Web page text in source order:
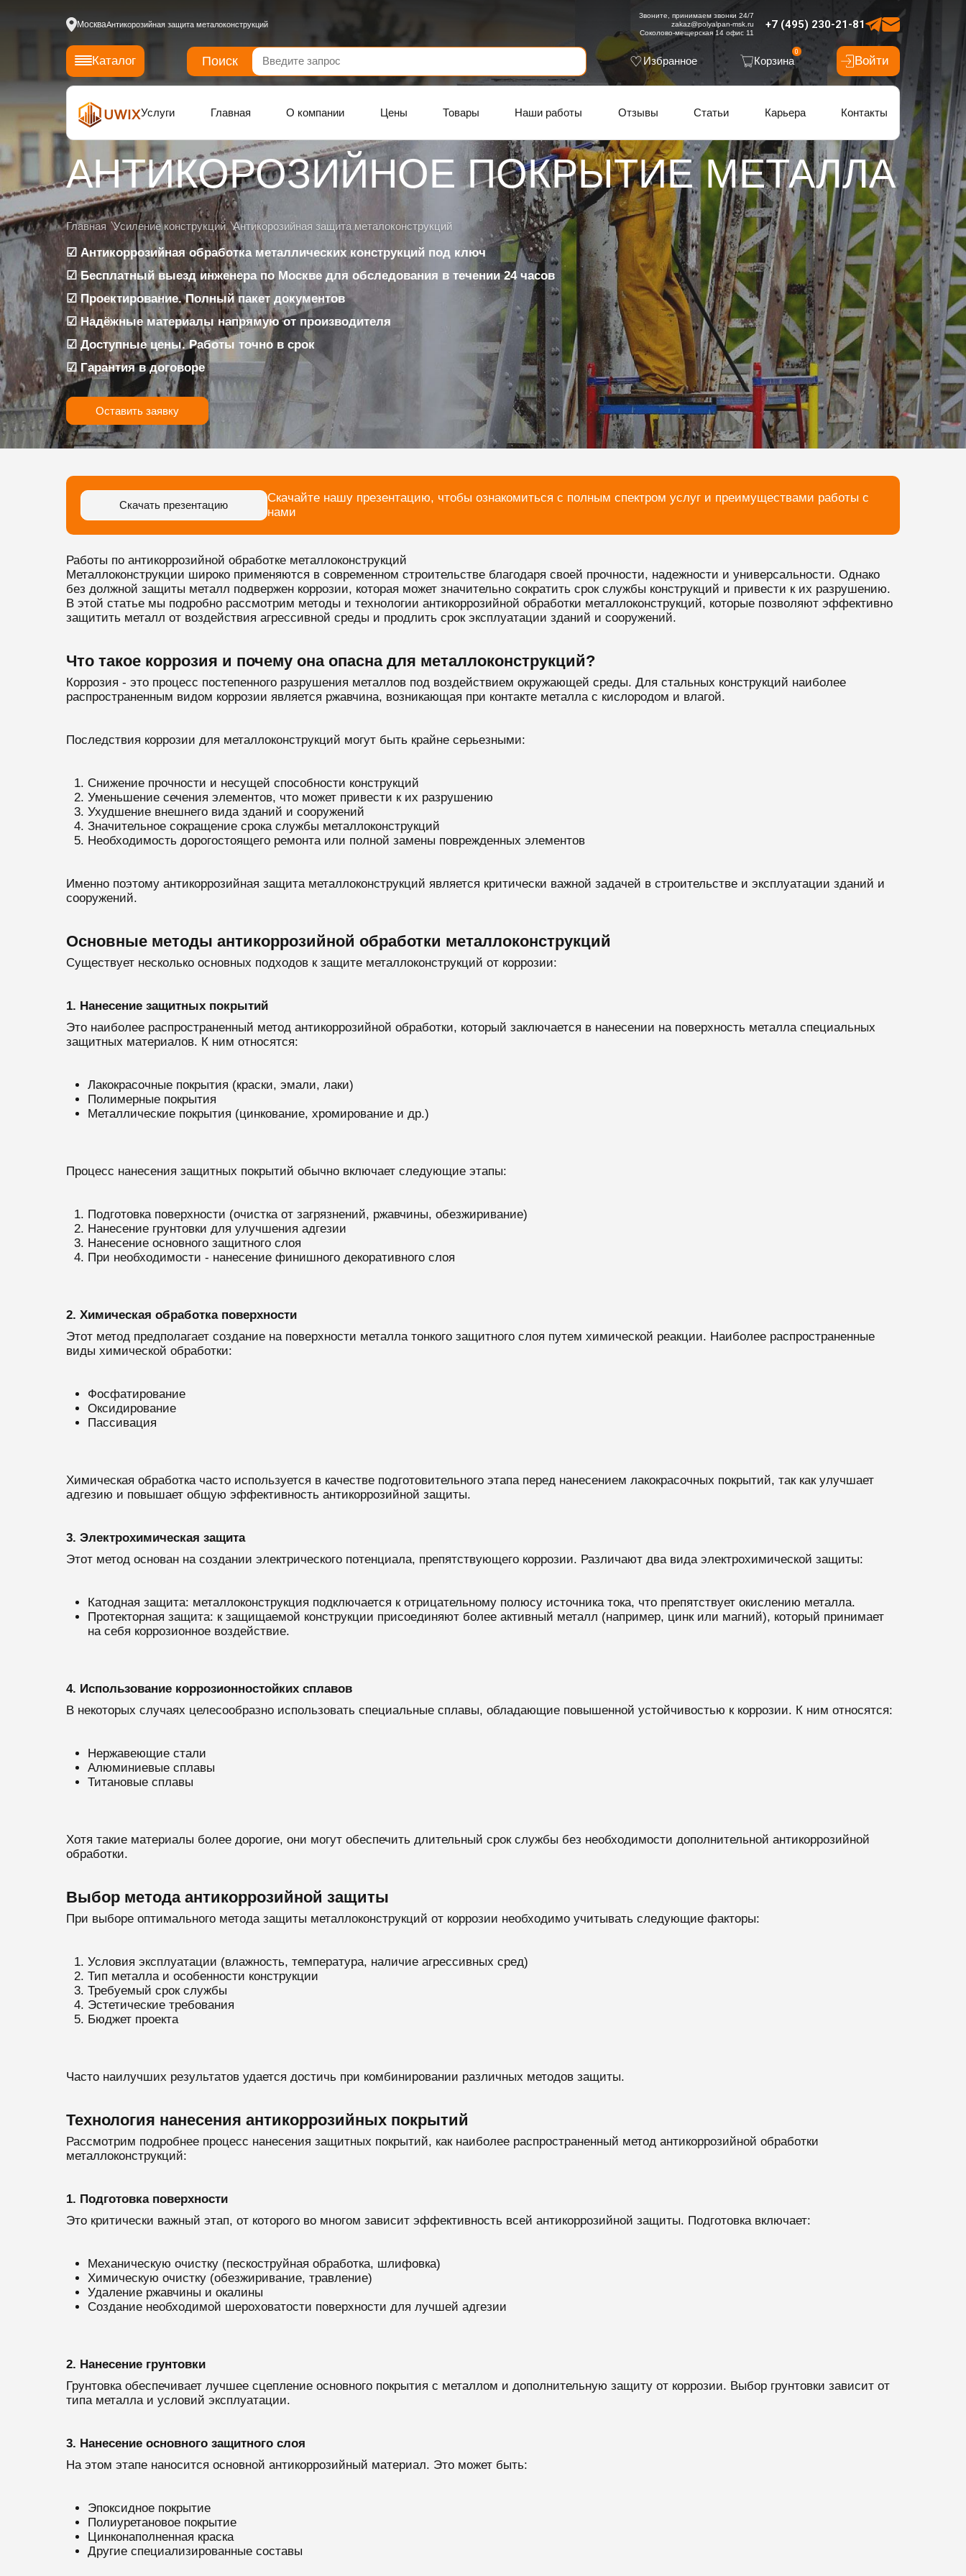
МоскваАнтикорозийная защита металоконструкций +7 (495) 230-21-81
Звоните, принимаем звонки 24/7
zakaz@polyalpan-msk.ru
Соколово-мещерская 14 офис 11
Каталог Поиск Избранное Корзина
0
Войти
Услуги Главная О компании Цены Товары Наши работы Отзывы Статьи Карьера Контакты
АНТИКОРОЗИЙНОЕ ПОКРЫТИЕ МЕТАЛЛА
Главная Усиление конструкций Антикорозийная защита металоконструкций
☑ Антикоррозийная обработка металлических конструкций под ключ
☑ Бесплатный выезд инженера по Москве для обследования в течении 24 часов
☑ Проектирование. Полный пакет документов
☑ Надёжные материалы напрямую от производителя
☑ Доступные цены. Работы точно в срок
☑ Гарантия в договоре
Оставить заявку
Скачать презентацию
Скачайте нашу презентацию, чтобы ознакомиться с полным спектром услуг и преимуществами работы с
нами
Работы по антикоррозийной обработке металлоконструкций
Металлоконструкции широко применяются в современном строительстве благодаря своей прочности, надежности и универсальности. Однако
без должной защиты металл подвержен коррозии, которая может значительно сократить срок службы конструкций и привести к их разрушению.
В этой статье мы подробно рассмотрим методы и технологии антикоррозийной обработки металлоконструкций, которые позволяют эффективно
защитить металл от воздействия агрессивной среды и продлить срок эксплуатации зданий и сооружений.
Что такое коррозия и почему она опасна для металлоконструкций?
Коррозия - это процесс постепенного разрушения металлов под воздействием окружающей среды. Для стальных конструкций наиболее
распространенным видом коррозии является ржавчина, возникающая при контакте металла с кислородом и влагой.
Последствия коррозии для металлоконструкций могут быть крайне серьезными:
Снижение прочности и несущей способности конструкций
Уменьшение сечения элементов, что может привести к их разрушению
Ухудшение внешнего вида зданий и сооружений
Значительное сокращение срока службы металлоконструкций
Необходимость дорогостоящего ремонта или полной замены поврежденных элементов
Именно поэтому антикоррозийная защита металлоконструкций является критически важной задачей в строительстве и эксплуатации зданий и
сооружений.
Основные методы антикоррозийной обработки металлоконструкций
Существует несколько основных подходов к защите металлоконструкций от коррозии:
1. Нанесение защитных покрытий
Это наиболее распространенный метод антикоррозийной обработки, который заключается в нанесении на поверхность металла специальных
защитных материалов. К ним относятся:
Лакокрасочные покрытия (краски, эмали, лаки)
Полимерные покрытия
Металлические покрытия (цинкование, хромирование и др.)
Процесс нанесения защитных покрытий обычно включает следующие этапы:
Подготовка поверхности (очистка от загрязнений, ржавчины, обезжиривание)
Нанесение грунтовки для улучшения адгезии
Нанесение основного защитного слоя
При необходимости - нанесение финишного декоративного слоя
2. Химическая обработка поверхности
Этот метод предполагает создание на поверхности металла тонкого защитного слоя путем химической реакции. Наиболее распространенные
виды химической обработки:
Фосфатирование
Оксидирование
Пассивация
Химическая обработка часто используется в качестве подготовительного этапа перед нанесением лакокрасочных покрытий, так как улучшает
адгезию и повышает общую эффективность антикоррозийной защиты.
3. Электрохимическая защита
Этот метод основан на создании электрического потенциала, препятствующего коррозии. Различают два вида электрохимической защиты:
Катодная защита: металлоконструкция подключается к отрицательному полюсу источника тока, что препятствует окислению металла.
Протекторная защита: к защищаемой конструкции присоединяют более активный металл (например, цинк или магний), который принимает
на себя коррозионное воздействие.
4. Использование коррозионностойких сплавов
В некоторых случаях целесообразно использовать специальные сплавы, обладающие повышенной устойчивостью к коррозии. К ним относятся:
Нержавеющие стали
Алюминиевые сплавы
Титановые сплавы
Хотя такие материалы более дорогие, они могут обеспечить длительный срок службы без необходимости дополнительной антикоррозийной
обработки.
Выбор метода антикоррозийной защиты
При выборе оптимального метода защиты металлоконструкций от коррозии необходимо учитывать следующие факторы:
Условия эксплуатации (влажность, температура, наличие агрессивных сред)
Тип металла и особенности конструкции
Требуемый срок службы
Эстетические требования
Бюджет проекта
Часто наилучших результатов удается достичь при комбинировании различных методов защиты.
Технология нанесения антикоррозийных покрытий
Рассмотрим подробнее процесс нанесения защитных покрытий, как наиболее распространенный метод антикоррозийной обработки
металлоконструкций:
1. Подготовка поверхности
Это критически важный этап, от которого во многом зависит эффективность всей антикоррозийной защиты. Подготовка включает:
Механическую очистку (пескоструйная обработка, шлифовка)
Химическую очистку (обезжиривание, травление)
Удаление ржавчины и окалины
Создание необходимой шероховатости поверхности для лучшей адгезии
2. Нанесение грунтовки
Грунтовка обеспечивает лучшее сцепление основного покрытия с металлом и дополнительную защиту от коррозии. Выбор грунтовки зависит от
типа металла и условий эксплуатации.
3. Нанесение основного защитного слоя
На этом этапе наносится основной антикоррозийный материал. Это может быть:
Эпоксидное покрытие
Полиуретановое покрытие
Цинконаполненная краска
Другие специализированные составы